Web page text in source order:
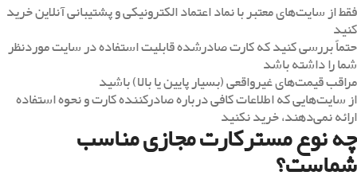
فقط از سایت‌های معتبر با نماد اعتماد الکترونیکی و پشتیبانی آنلاین خرید
کنید
حتماً بررسی کنید که کارت صادرشده قابلیت استفاده در سایت موردنظر
شما را داشته باشد
مراقب قیمت‌های غیرواقعی (بسیار پایین یا بالا) باشید
از سایت‌هایی که اطلاعات کافی درباره صادرکننده کارت و نحوه استفاده
ارائه نمی‌دهند، خرید نکنید
چه نوع مسترکارت مجازی مناسب
شماست؟